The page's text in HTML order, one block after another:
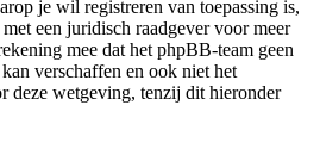
je wil registreren van toepassing is,
een juridisch raadgever voor meer
mee dat het phpBB-team geen
verschaffen en ook niet het
deze wetgeving, tenzij dit hieronder